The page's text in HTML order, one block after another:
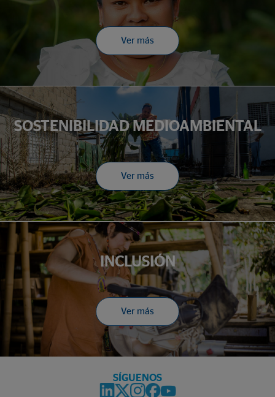
Ver más
SOSTENIBILIDAD MEDIOAMBIENTAL
Ver más
INCLUSIÓN
Ver más
SÍGUENOS